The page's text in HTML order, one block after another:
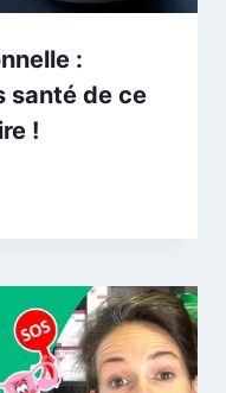
:
santé de ce
!